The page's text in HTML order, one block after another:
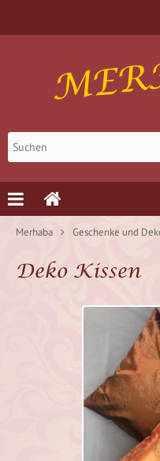
Merhaba Geschenke und
Deko Kissen